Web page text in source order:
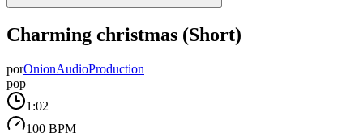
Charming christmas (Short)
porOnionAudioProduction
pop
1:02
100 BPM